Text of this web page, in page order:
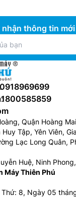
thông tin
0918969699
1800585859
Quận Hoàng
Tập, Yên Viên,
Lạc Long Quân,
Huệ, Ninh
Máy Thiên Phú
8, Ngày 05